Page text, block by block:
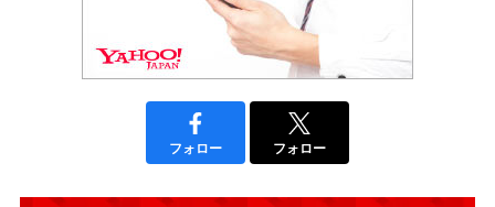
フォロー フォロー